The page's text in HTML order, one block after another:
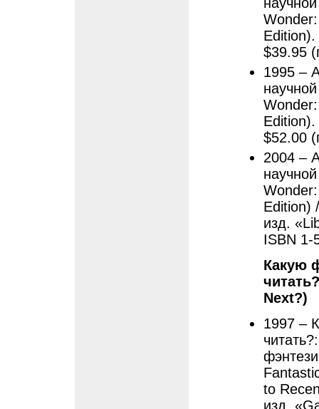
$39.95
1995 –
$52.00
2004 –
Edition)
изд.
ISBN 1-
Какую
Next?)
1997 –
to
изд.